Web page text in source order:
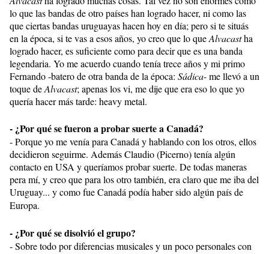
lo que las bandas de otro países han logrado hacer, ni como las
que ciertas bandas uruguayas hacen hoy en día; pero si te situás
en la época, si te vas a esos años, yo creo que lo queAlvacastha
logrado hacer, es suficiente como para decir que es una banda
legendaria. Yo me acuerdo cuando tenía trece años y mi primo
Fernando -batero de otra banda de la época: Sádica- me llevó a un
toque deAlvacast; apenas los vi, me dije que era eso lo que yo
quería hacer más tarde: heavy metal.
- ¿Por qué se fueron a probar suerte a Canadá?
- Porque yo me venía para Canadá y hablando con los otros, ellos
decidieron seguirme. Además Claudio (Picerno) tenía algún
contacto en USA y queríamos probar suerte. De todas maneras
pera mí, y creo que para los otro también, era claro que me iba del
Uruguay... y como fue Canadá podía haber sido algún país de
Europa.
- ¿Por qué se disolvió el grupo?
- Sobre todo por diferencias musicales y un poco personales con